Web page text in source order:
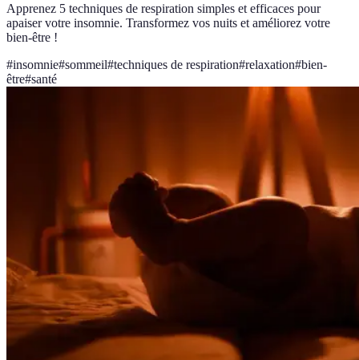
Apprenez 5 techniques de respiration simples et efficaces pour
apaiser votre insomnie. Transformez vos nuits et améliorez votre
bien-être !
#insomnie#sommeil#techniques de respiration#relaxation#bien-
être#santé